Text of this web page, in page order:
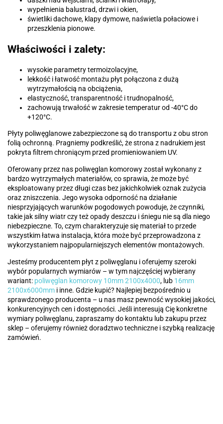
wypełnienia balustrad, drzwi i okien,
świetliki dachowe, klapy dymowe, naświetla połaciowe i
przeszklenia pionowe.
Właściwości i zalety:
wysokie parametry termoizolacyjne,
lekkość i łatwość montażu płyt połączona z dużą
wytrzymałością na obciążenia,
elastyczność, transparentność i trudnopalność,
zachowują trwałość w zakresie temperatur od -40°C do
+120°C.
Płyty poliwęglanowe zabezpieczone są do transportu z obu stron
folią ochronną. Pragniemy podkreślić, że strona z nadrukiem jest
pokryta filtrem chroniącym przed promieniowaniem UV.
Oferowany przez nas poliwęglan komorowy został wykonany z
bardzo wytrzymałych materiałów, co sprawia, że może być
eksploatowany przez długi czas bez jakichkolwiek oznak zużycia
oraz zniszczenia. Jego wysoka odporność na działanie
niesprzyjających warunków pogodowych powoduje, że czynniki,
takie jak silny wiatr czy też opady deszczu i śniegu nie są dla niego
niebezpieczne. To, czym charakteryzuje się materiał to przede
wszystkim łatwa instalacja, która może być przeprowadzona z
wykorzystaniem najpopularniejszych elementów montażowych.
Jesteśmy producentem płyt z poliwęglanu i oferujemy szeroki
wybór popularnych wymiarów – w tym najczęściej wybierany
wariant: poliwęglan komorowy 10mm 2100x4000, lub 16mm
2100x6000mm i inne. Gdzie kupić? Najlepiej bezpośrednio u
sprawdzonego producenta – u nas masz pewność wysokiej jakości,
konkurencyjnych cen i dostępności. Jeśli interesują Cię konkretne
wymiary poliwęglanu, zapraszamy do kontaktu lub zakupu przez
sklep – oferujemy również doradztwo techniczne i szybką realizację
zamówień.